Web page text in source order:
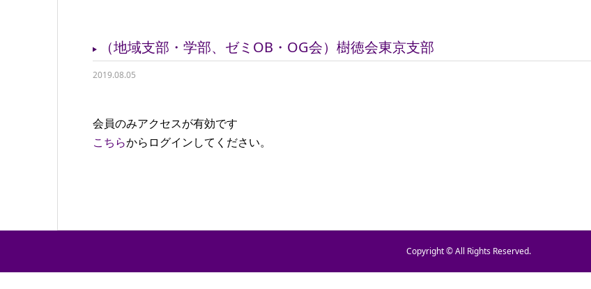
（地域支部・学部、ゼミOB・OG会）樹徳会東京支部
2019.08.05
会員のみアクセスが有効です
こちらからログインしてください。
Copyright © All Rights Reserved.